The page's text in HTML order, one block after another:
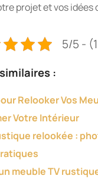
projet et vos idées
5/5 -
:
Relooker Vos
Votre Intérieur
relookée :
meuble TV